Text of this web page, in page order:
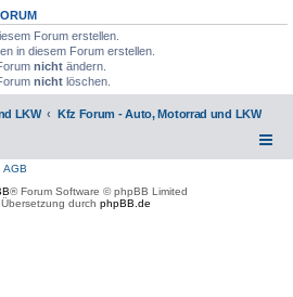
Forum erstellen.
in diesem Forum erstellen.
nicht ändern.
nicht löschen.
LKW Kfz Forum - Auto, Motorrad und LKW
AGB
® Forum Software © phpBB Limited
durch phpBB.de